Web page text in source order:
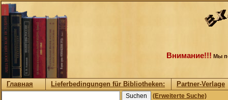
Внимание!!! Мы
Главная Lieferbedingungen für Bibliotheken: Partner-Verlage
(Erweiterte Suche)